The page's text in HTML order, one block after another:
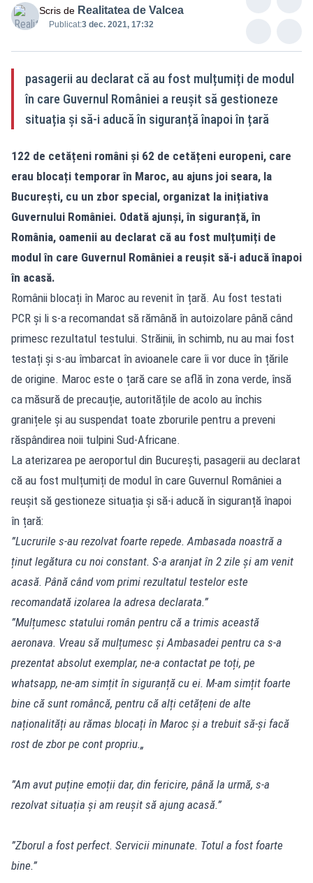
Scris de Realitatea de Valcea
Publicat:3 dec. 2021, 17:32
pasagerii au declarat că au fost mulțumiți de modul
în care Guvernul României a reușit să gestioneze
situația și să-i aducă în siguranță înapoi în țară
122 de cetățeni români și 62 de cetățeni europeni, care
erau blocați temporar în Maroc, au ajuns joi seara, la
București, cu un zbor special, organizat la inițiativa
Guvernului României. Odată ajunși, în siguranță, în
România, oamenii au declarat că au fost mulțumiți de
modul în care Guvernul României a reușit să-i aducă înapoi
în acasă.
Românii blocați în Maroc au revenit în țară. Au fost testati
PCR și li s-a recomandat să rămână în autoizolare până când
primesc rezultatul testului. Străinii, în schimb, nu au mai fost
testați și s-au îmbarcat în avioanele care îi vor duce în țările
de origine. Maroc este o țară care se află în zona verde, însă
ca măsură de precauție, autoritățile de acolo au închis
granițele și au suspendat toate zborurile pentru a preveni
răspândirea noii tulpini Sud-Africane.
La aterizarea pe aeroportul din București, pasagerii au declarat
că au fost mulțumiți de modul în care Guvernul României a
reușit să gestioneze situația și să-i aducă în siguranță înapoi
în țară:
”Lucrurile s-au rezolvat foarte repede. Ambasada noastră a
ținut legătura cu noi constant. S-a aranjat în 2 zile și am venit
acasă. Până când vom primi rezultatul testelor este
recomandată izolarea la adresa declarata.”
”Mulțumesc statului român pentru că a trimis această
aeronava. Vreau să mulțumesc și Ambasadei pentru ca s-a
prezentat absolut exemplar, ne-a contactat pe toți, pe
whatsapp, ne-am simțit în siguranță cu ei. M-am simțit foarte
bine că sunt româncă, pentru că alți cetățeni de alte
naționalități au rămas blocați în Maroc și a trebuit să-și facă
rost de zbor pe cont propriu.„
”Am avut puține emoții dar, din fericire, până la urmă, s-a
rezolvat situația și am reușit să ajung acasă.”
”Zborul a fost perfect. Servicii minunate. Totul a fost foarte
bine.”